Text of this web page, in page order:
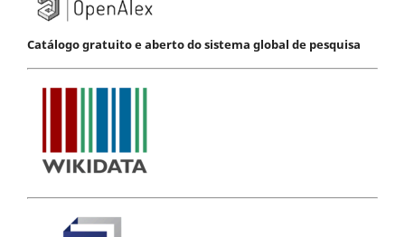
Catálogo gratuito e aberto do sistema global de pesquisa